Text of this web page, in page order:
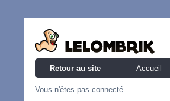
Retour au site Accueil
Vous n'êtes pas connecté.